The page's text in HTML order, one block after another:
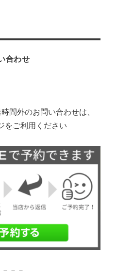
合わせ
間外のお問い合わせは、
をご利用ください
－－